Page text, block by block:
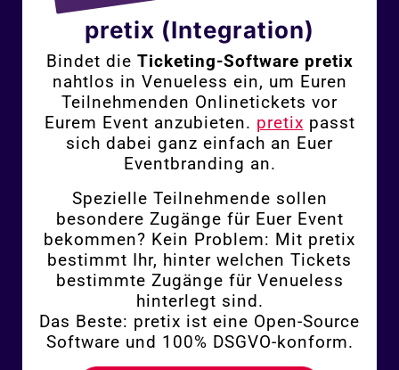
pretix (Integration)
Bindet die Ticketing-Software pretix
nahtlos in Venueless ein, um Euren
Teilnehmenden Onlinetickets vor
Eurem Event anzubieten. pretix passt
sich dabei ganz einfach an Euer
Eventbranding an.
Spezielle Teilnehmende sollen
besondere Zugänge für Euer Event
bekommen? Kein Problem: Mit pretix
bestimmt Ihr, hinter welchen Tickets
bestimmte Zugänge für Venueless
hinterlegt sind.
Das Beste: pretix ist eine Open-Source
Software und 100% DSGVO-konform.